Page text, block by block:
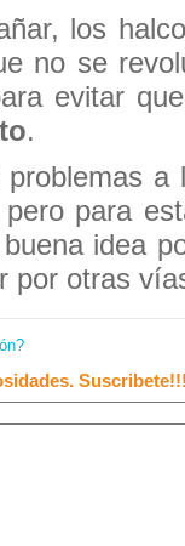
los
no se
evitar
.
para
idea
por otras